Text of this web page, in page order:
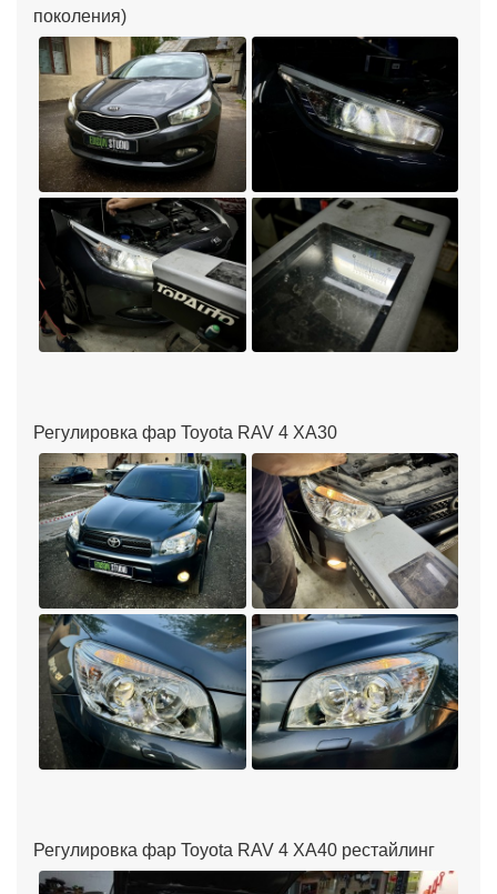
поколения)
Регулировка фар Toyota RAV 4 XA30
Регулировка фар Toyota RAV 4 XA40 рестайлинг